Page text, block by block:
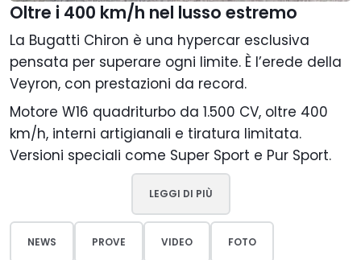
Oltre i 400 km/h nel lusso estremo
La Bugatti Chiron è una hypercar esclusiva
pensata per superare ogni limite. È l’erede della
Veyron, con prestazioni da record.
Motore W16 quadriturbo da 1.500 CV, oltre 400
km/h, interni artigianali e tiratura limitata.
Versioni speciali come Super Sport e Pur Sport.
LEGGI DI PIÙ
NEWS PROVE VIDEO FOTO